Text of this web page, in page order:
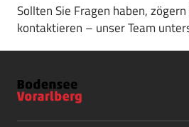
Sollten Sie Fragen haben,
kontaktieren – unser Team